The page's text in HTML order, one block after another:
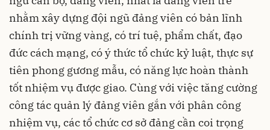
nhằm xây dựng đội ngũ đảng viên có bản lĩnh
chính trị vững vàng, có trí tuệ, phẩm chất, đạo
đức cách mạng, có ý thức tổ chức kỷ luật, thực sự
tiên phong gương mẫu, có năng lực hoàn thành
tốt nhiệm vụ được giao. Cùng với việc tăng cường
công tác quản lý đảng viên gắn với phân công
nhiệm vụ, các tổ chức cơ sở đảng cần coi trọng